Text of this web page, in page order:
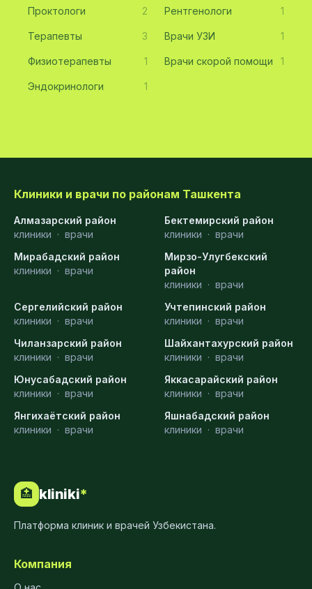
Проктологи 2 Рентгенологи 1
Терапевты 3 Врачи УЗИ 1
Физиотерапевты 1 Врачи скорой помощи 1
Эндокринологи 1
Клиники и врачи по районам Ташкента
Алмазарский район
клиники · врачи
Бектемирский район
клиники · врачи
Мирабадский район
клиники · врачи
Мирзо-Улугбекский
район
клиники · врачи
Сергелийский район
клиники · врачи
Учтепинский район
клиники · врачи
Чиланзарский район
клиники · врачи
Шайхантахурский район
клиники · врачи
Юнусабадский район
клиники · врачи
Яккасарайский район
клиники · врачи
Янгихаётский район
клиники · врачи
Яшнабадский район
клиники · врачи
🏥 kliniki*
Платформа клиник и врачей Узбекистана.
Компания